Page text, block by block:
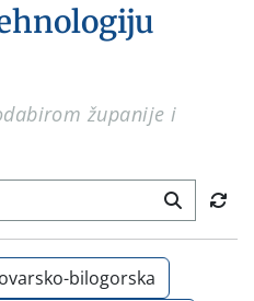
županije i
bilogorska